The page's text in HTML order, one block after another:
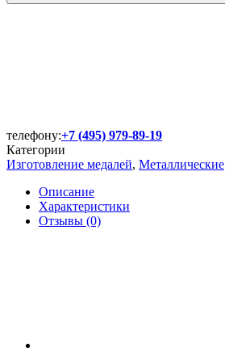
телефону:+7 (495) 979-89-19
Категории
Изготовление медалей, Металлические
Описание
Характеристики
Отзывы (0)